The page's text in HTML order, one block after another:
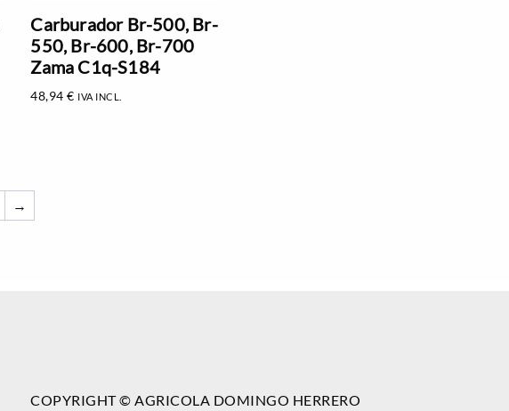
Carburador Br-500, Br-
550, Br-600, Br-700
Zama C1q-S184
48,94€ IVA INCL.
→
COPYRIGHT © AGRICOLA DOMINGO HERRERO